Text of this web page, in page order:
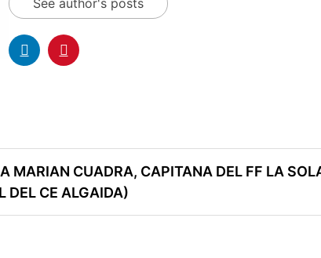
MARIAN CUADRA, CAPITANA DEL FF LA
DEL CE ALGAIDA)